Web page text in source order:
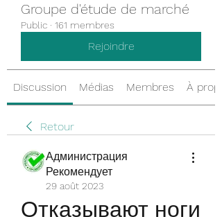
Groupe d'étude de marché
Public · 161 membres
Rejoindre
Discussion Médias Membres À
Retour
Администрация
Рекомендует
29 août 2023
Отказывают ноги